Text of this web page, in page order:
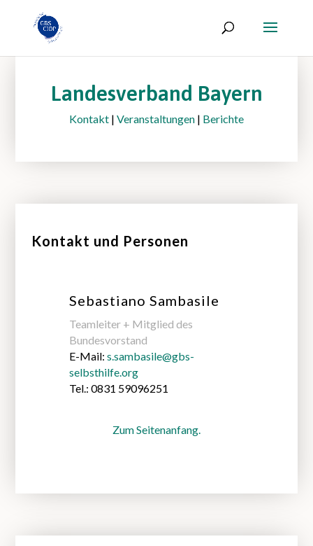
Landesverband Bayern
Kontakt | Veranstaltungen | Berichte
Kontakt und Personen
Sebastiano Sambasile
Teamleiter + Mitglied des
Bundesvorstand
E-Mail: s.sambasile@gbs-
selbsthilfe.org
Tel.: 0831 59096251
Zum Seitenanfang.